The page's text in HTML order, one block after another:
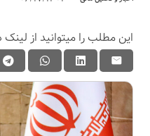
این مطلب را میتوانید از